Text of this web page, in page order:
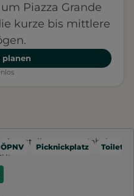
Piazza Grande
kurze bis mittlere
planen
ÖPNV Picknickplatz
externe Inhalte